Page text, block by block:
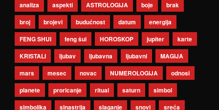
analiza aspekti ASTROLOGIJA boje
brak
broj
brojevi budućnost datum
energija
FENG SHUI
feng šui HOROSKOP jupiter
karte
KRISTALI
ljubav ljubavna ljubavni
MAGIJA
mars
mesec novac NUMEROLOGIJA
odnosi
planete
proricanje ritual saturn
simbol
simbolika
sinastrija slaganje snovi sreća